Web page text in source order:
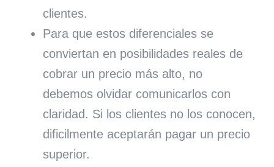
clientes.
Para que estos diferenciales se
conviertan en posibilidades reales de
cobrar un precio más alto, no
debemos olvidar comunicarlos con
claridad. Si los clientes no los conocen,
dificilmente aceptarán pagar un precio
superior.